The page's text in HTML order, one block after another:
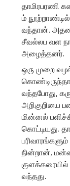
தாமிரபரணி
ம்
வந்தான்.
சீவல்லப வள
அழைத்தனர்.
ஒரு முறை
வந்தபோது,
அறிகுறியை
மின்னல்
கொட்டியது.
நின்றான்,
குளக்கரையில்
வந்தது.